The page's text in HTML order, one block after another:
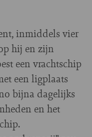
inmiddels vier
hij en zijn
een vrachtschip
een ligplaats
bijna dagelijks
en het